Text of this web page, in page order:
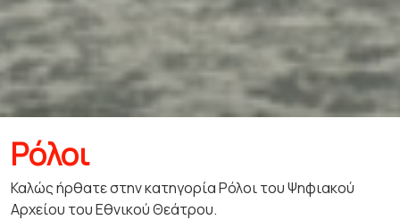
Ρόλοι
Καλώς ήρθατε στην κατηγορία Ρόλοι του Ψηφιακού
Αρχείου του Εθνικού Θεάτρου.